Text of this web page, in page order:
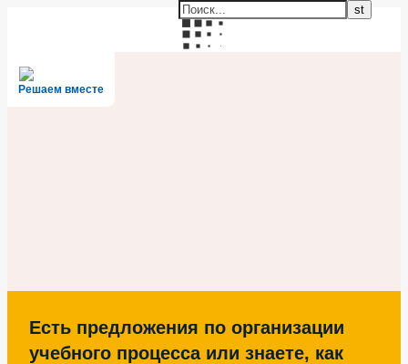
Решаем вместе
Есть предложения по организации
учебного процесса или знаете, как